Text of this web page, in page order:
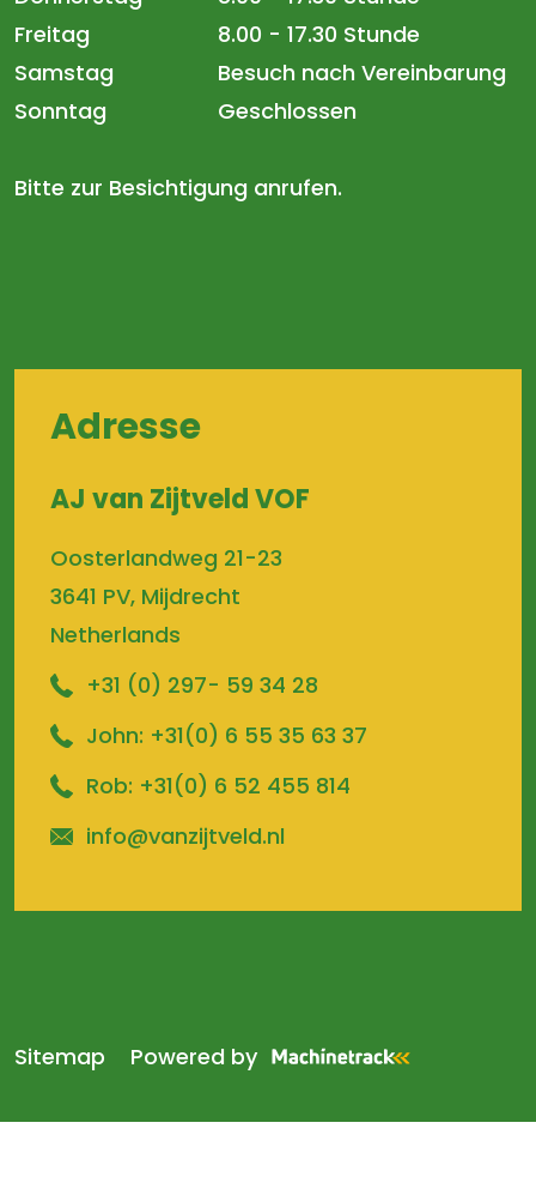
Freitag
8.00 - 17.30 Stunde
Samstag
Besuch nach Vereinbarung
Sonntag
Geschlossen
Bitte zur Besichtigung anrufen.
Adresse
AJ van Zijtveld VOF
Oosterlandweg 21-23
3641 PV, Mijdrecht
Netherlands
+31 (0) 297- 59 34 28
John: +31(0) 6 55 35 63 37
Rob: +31(0) 6 52 455 814
info@vanzijtveld.nl
Sitemap Powered by